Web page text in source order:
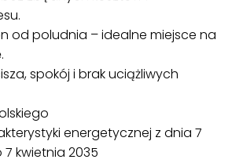
od poludnia – idealne miejsce na
spokój i brak uciążliwych
energetycznej z dnia 7
kwietnia 2035